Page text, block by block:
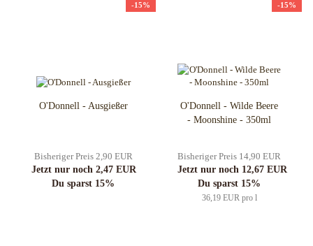
-15%
O'Donnell - Ausgießer
Bisheriger Preis 2,90 EUR
Jetzt nur noch 2,47 EUR
Du sparst 15%
-15%
O'Donnell - Wilde Beere
- Moonshine - 350ml
Bisheriger Preis 14,90 EUR
Jetzt nur noch 12,67 EUR
Du sparst 15%
36,19 EUR pro l